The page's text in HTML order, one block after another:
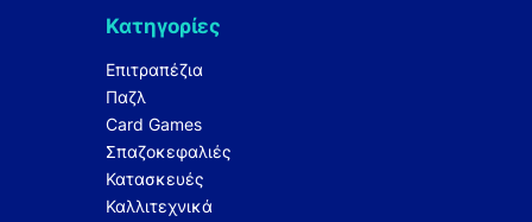
Κατηγορίες
Επιτραπέζια
Παζλ
Card Games
Σπαζοκεφαλιές
Κατασκευές
Καλλιτεχνικά